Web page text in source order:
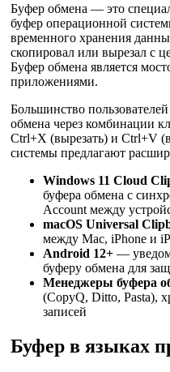
Буфер обмена — это
буфер операционной
временного хранения
скопировал или вырезал с
Буфер обмена является
приложениями.
Большинство
обмена через комбинации
Ctrl+X (вырезать) и Ctrl+V
системы предлагают
Windows 11 Cloud
буфера обмена с
Account между
macOS Universal
между Mac, iPhone и
Android 12+ —
буферу обмена для
Менеджеры буфера
(CopyQ, Ditto, Pasta),
записей
Буфер в языках